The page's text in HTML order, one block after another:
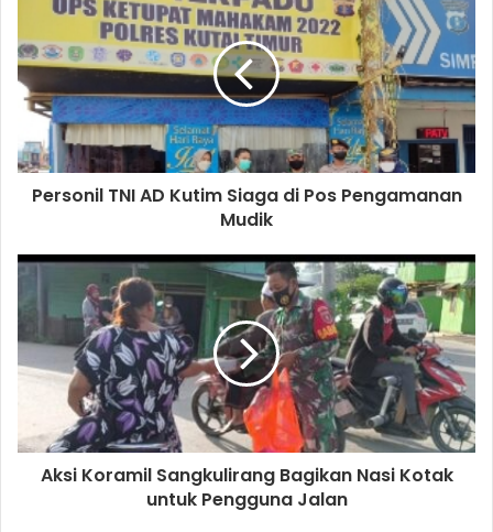
Personil TNI AD Kutim Siaga di Pos Pengamanan
Mudik
Aksi Koramil Sangkulirang Bagikan Nasi Kotak
untuk Pengguna Jalan